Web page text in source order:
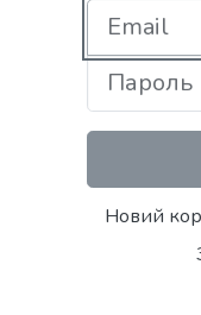
Новий